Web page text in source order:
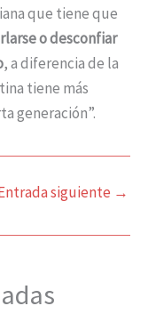
que tiene que
o desconfiar
, a diferencia de la
tiene más
generación”.
siguiente →